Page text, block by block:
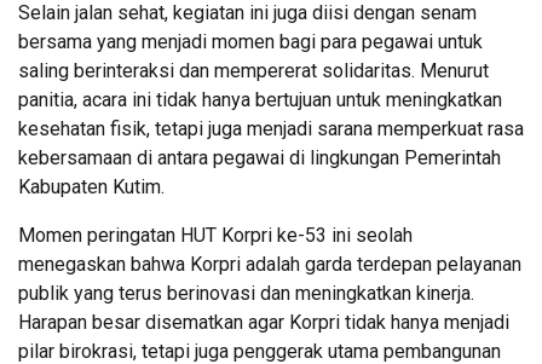
Selain jalan sehat, kegiatan ini juga diisi dengan senam
bersama yang menjadi momen bagi para pegawai untuk
saling berinteraksi dan mempererat solidaritas. Menurut
panitia, acara ini tidak hanya bertujuan untuk meningkatkan
kesehatan fisik, tetapi juga menjadi sarana memperkuat rasa
kebersamaan di antara pegawai di lingkungan Pemerintah
Kabupaten Kutim.
Momen peringatan HUT Korpri ke-53 ini seolah
menegaskan bahwa Korpri adalah garda terdepan pelayanan
publik yang terus berinovasi dan meningkatkan kinerja.
Harapan besar disematkan agar Korpri tidak hanya menjadi
pilar birokrasi, tetapi juga penggerak utama pembangunan